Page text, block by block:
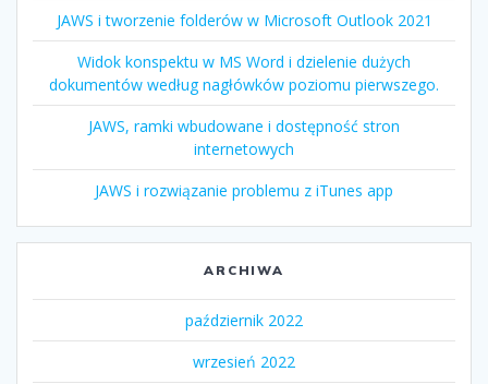
JAWS i tworzenie folderów w Microsoft Outlook 2021
Widok konspektu w MS Word i dzielenie dużych
dokumentów według nagłówków poziomu pierwszego.
JAWS, ramki wbudowane i dostępność stron
internetowych
JAWS i rozwiązanie problemu z iTunes app
ARCHIWA
październik 2022
wrzesień 2022